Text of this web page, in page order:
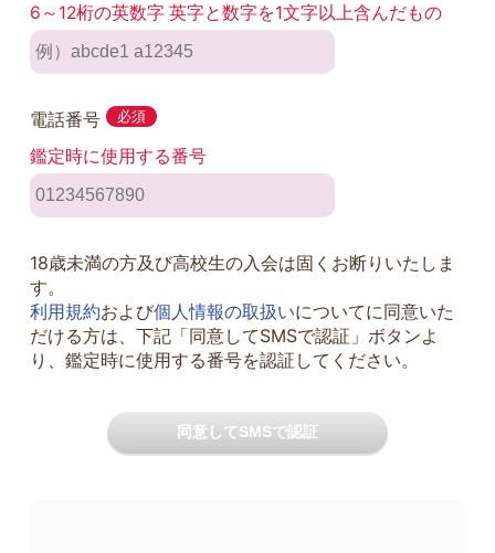
6～12桁の英数字 英字と数字を1文字以上含んだもの
電話番号 必須
鑑定時に使用する番号
18歳未満の方及び高校生の入会は固くお断りいたしま
す。
利用規約および個人情報の取扱いについてに同意いた
だける方は、下記「同意してSMSで認証」ボタンよ
り、鑑定時に使用する番号を認証してください。
同意してSMSで認証